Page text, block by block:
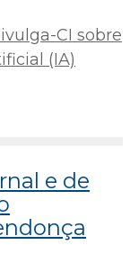
CI sobre
(IA)
e de